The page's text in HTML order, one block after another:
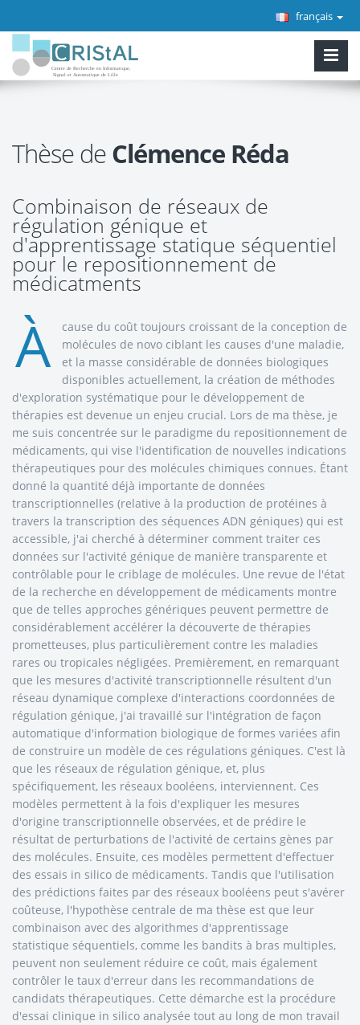
français
Thèse deClémence Réda
Combinaison de réseaux de
régulation génique et
d'apprentissage statique séquentiel
pour le repositionnement de
médicatments
À
cause du coût toujours croissant de la conception de
molécules de novo ciblant les causes d'une maladie,
et la masse considérable de données biologiques
disponibles actuellement, la création de méthodes
d'exploration systématique pour le développement de
thérapies est devenue un enjeu crucial. Lors de ma thèse, je
me suis concentrée sur le paradigme du repositionnement de
médicaments, qui vise l'identification de nouvelles indications
thérapeutiques pour des molécules chimiques connues. Étant
donné la quantité déjà importante de données
transcriptionnelles (relative à la production de protéines à
travers la transcription des séquences ADN géniques) qui est
accessible, j'ai cherché à déterminer comment traiter ces
données sur l'activité génique de manière transparente et
contrôlable pour le criblage de molécules. Une revue de l'état
de la recherche en développement de médicaments montre
que de telles approches génériques peuvent permettre de
considérablement accélérer la découverte de thérapies
prometteuses, plus particulièrement contre les maladies
rares ou tropicales négligées. Premièrement, en remarquant
que les mesures d'activité transcriptionnelle résultent d'un
réseau dynamique complexe d'interactions coordonnées de
régulation génique, j'ai travaillé sur l'intégration de façon
automatique d'information biologique de formes variées afin
de construire un modèle de ces régulations géniques. C'est là
que les réseaux de régulation génique, et, plus
spécifiquement, les réseaux booléens, interviennent. Ces
modèles permettent à la fois d'expliquer les mesures
d'origine transcriptionnelle observées, et de prédire le
résultat de perturbations de l'activité de certains gènes par
des molécules. Ensuite, ces modèles permettent d'effectuer
des essais in silico de médicaments. Tandis que l'utilisation
des prédictions faites par des réseaux booléens peut s'avérer
coûteuse, l'hypothèse centrale de ma thèse est que leur
combinaison avec des algorithmes d'apprentissage
statistique séquentiels, comme les bandits à bras multiples,
peuvent non seulement réduire ce coût, mais également
contrôler le taux d'erreur dans les recommandations de
candidats thérapeutiques. Cette démarche est la procédure
d'essai clinique in silico analysée tout au long de mon travail